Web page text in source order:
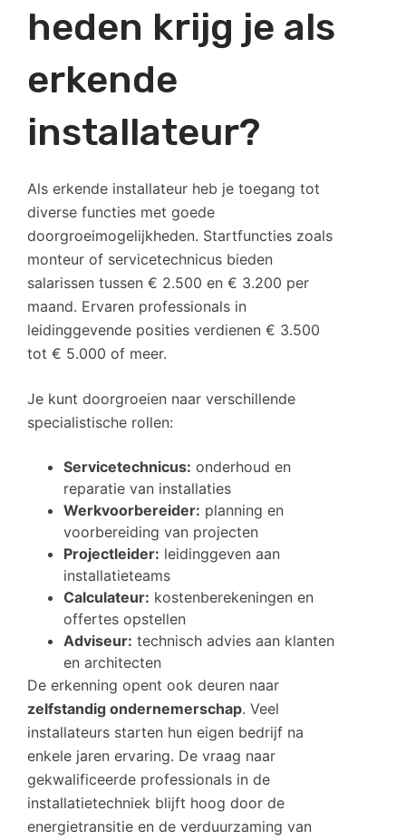
heden krijg je als
erkende
installateur?
Als erkende installateur heb je toegang tot
diverse functies met goede
doorgroeimogelijkheden. Startfuncties zoals
monteur of servicetechnicus bieden
salarissen tussen € 2.500 en € 3.200 per
maand. Ervaren professionals in
leidinggevende posities verdienen € 3.500
tot € 5.000 of meer.
Je kunt doorgroeien naar verschillende
specialistische rollen:
Servicetechnicus: onderhoud en
reparatie van installaties
Werkvoorbereider: planning en
voorbereiding van projecten
Projectleider: leidinggeven aan
installatieteams
Calculateur: kostenberekeningen en
offertes opstellen
Adviseur: technisch advies aan klanten
en architecten
De erkenning opent ook deuren naar
zelfstandig ondernemerschap. Veel
installateurs starten hun eigen bedrijf na
enkele jaren ervaring. De vraag naar
gekwalificeerde professionals in de
installatietechniek blijft hoog door de
energietransitie en de verduurzaming van